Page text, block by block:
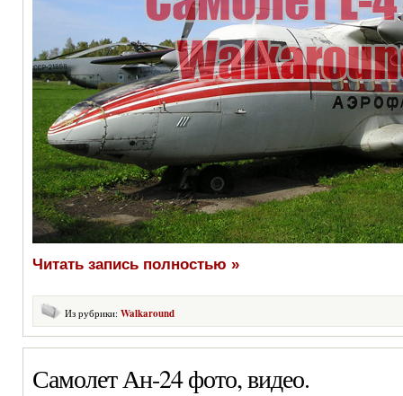
Читать запись полностью »
Из рубрики: Walkaround
Самолет Ан-24 фото, видео.